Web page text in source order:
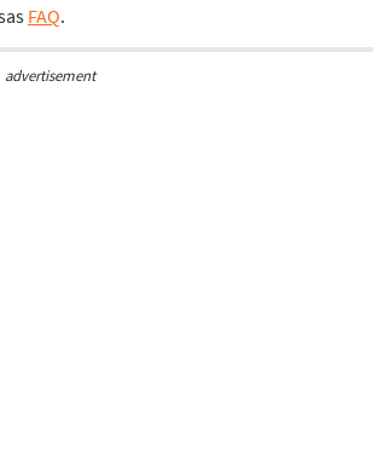
FAQ.
advertisement